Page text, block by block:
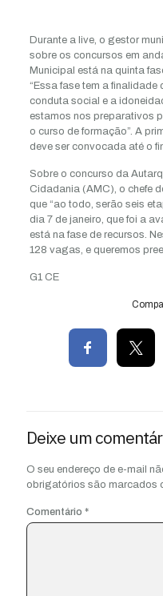
Durante a live, o gestor
sobre os concursos em
Municipal está na quinta
“Essa fase tem a
conduta social e a
estamos nos preparativos
o curso de formação”. A
deve ser convocada até o
Sobre o concurso da
Cidadania (AMC), o chefe
que “ao todo, serão seis
dia 7 de janeiro, que foi a
está na fase de recursos.
128 vagas, e queremos
G1 CE
Deixe um
O seu endereço de e-mail
obrigatórios são marcados
Comentário *